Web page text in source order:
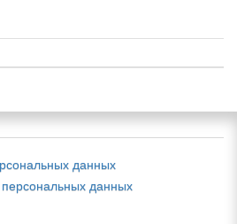
данных
данных